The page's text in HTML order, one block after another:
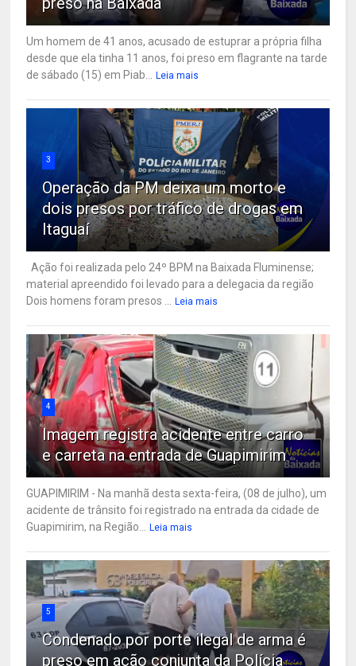
Um homem de 41 anos, acusado de estuprar a própria filha
desde que ela tinha 11 anos, foi preso em flagrante na tarde
de sábado (15) em Piab...
Leia mais
3
Operação da PM deixa um morto e
dois presos por tráfico de drogas em
Itaguaí
Ação foi realizada pelo 24º BPM na Baixada Fluminense;
material apreendido foi levado para a delegacia da região
Dois homens foram presos ...
Leia mais
4
Imagem registra acidente entre carro
e carreta na entrada de Guapimirim
GUAPIMIRIM - Na manhã desta sexta-feira, (08 de julho), um
acidente de trânsito foi registrado na entrada da cidade de
Guapimirim, na Região...
Leia mais
5
Condenado por porte ilegal de arma é
preso em ação conjunta da Polícia